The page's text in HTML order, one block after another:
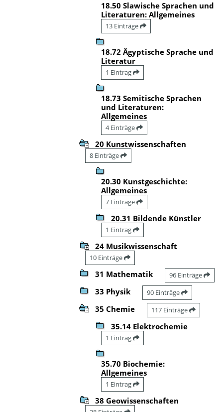
18.50 Slawische Sprachen und
Literaturen: Allgemeines
13 Einträge
18.72 Ägyptische Sprache und
Literatur
1 Eintrag
18.73 Semitische Sprachen
und Literaturen:
Allgemeines
4 Einträge
20 Kunstwissenschaften
8 Einträge
20.30 Kunstgeschichte:
Allgemeines
7 Einträge
20.31 Bildende Künstler
1 Eintrag
24 Musikwissenschaft
10 Einträge
31 Mathematik 96 Einträge
33 Physik 90 Einträge
35 Chemie 117 Einträge
35.14 Elektrochemie
1 Eintrag
35.70 Biochemie:
Allgemeines
1 Eintrag
38 Geowissenschaften